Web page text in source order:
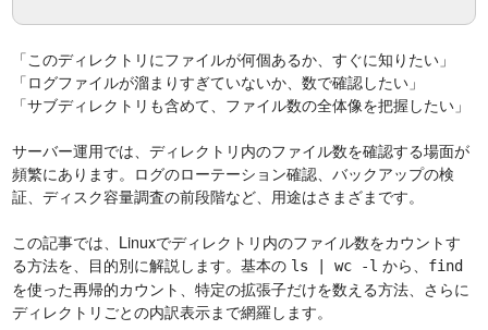
「このディレクトリにファイルが何個あるか、すぐに知りたい」
「ログファイルが溜まりすぎていないか、数で確認したい」
「サブディレクトリも含めて、ファイル数の全体像を把握したい」
サーバー運用では、ディレクトリ内のファイル数を確認する場面が
頻繁にあります。ログのローテーション確認、バックアップの検
証、ディスク容量調査の前段階など、用途はさまざまです。
この記事では、Linuxでディレクトリ内のファイル数をカウントす
る方法を、目的別に解説します。基本の ls | wc -l から、 find
を使った再帰的カウント、特定の拡張子だけを数える方法、さらに
ディレクトリごとの内訳表示まで網羅します。